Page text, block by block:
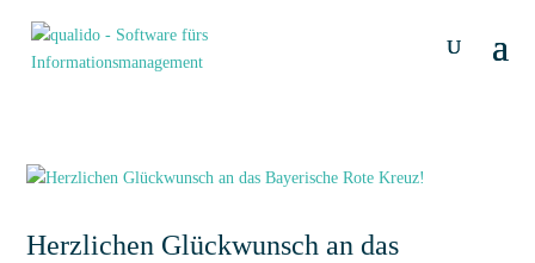
Herzlichen Glückwunsch an das